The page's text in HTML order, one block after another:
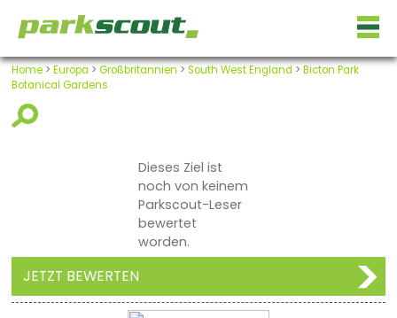
Home> Europa > Großbritannien > South West England > Bicton Park
Botanical Gardens
Dieses Ziel ist
noch von keinem
Parkscout-Leser
bewertet
worden.
JETZT BEWERTEN